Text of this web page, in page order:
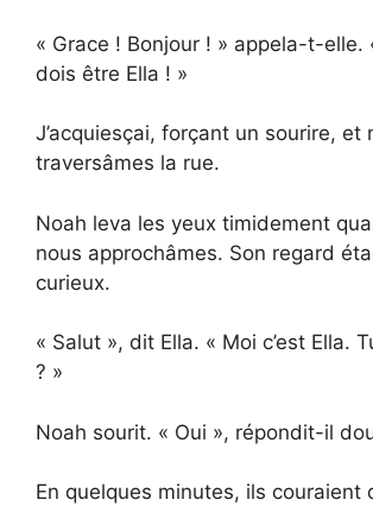
« Grace ! Bonjour ! » appela-t-elle.
dois être Ella ! »
J’acquiesçai, forçant un sourire, et
traversâmes la rue.
Noah leva les yeux timidement
nous approchâmes. Son regard
curieux.
« Salut », dit Ella. « Moi c’est Ella.
? »
Noah sourit. « Oui », répondit-il
En quelques minutes, ils couraient